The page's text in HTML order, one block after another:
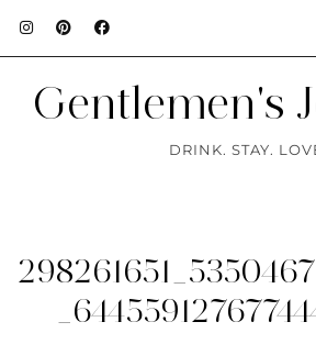
Gentlemen's
DRINK. STAY.